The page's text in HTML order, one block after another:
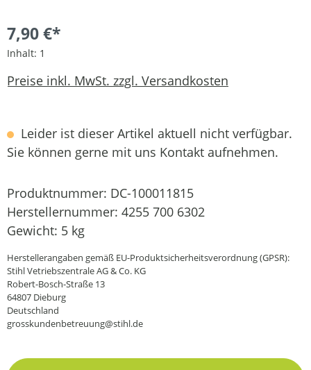
7,90 €*
Inhalt: 1
Preise inkl. MwSt. zzgl. Versandkosten
Leider ist dieser Artikel aktuell nicht verfügbar.
Sie können gerne mit uns Kontakt aufnehmen.
Produktnummer: DC-100011815
Herstellernummer: 4255 700 6302
Gewicht: 5 kg
Herstellerangaben gemäß EU-Produktsicherheitsverordnung (GPSR):
Stihl Vetriebszentrale AG & Co. KG
Robert-Bosch-Straße 13
64807 Dieburg
Deutschland
grosskundenbetreuung@stihl.de